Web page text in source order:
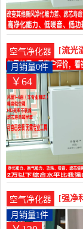
空气净化器
[流光
器进
￥64
月销量0件
空气净化器
[强净
家用
月销量1件